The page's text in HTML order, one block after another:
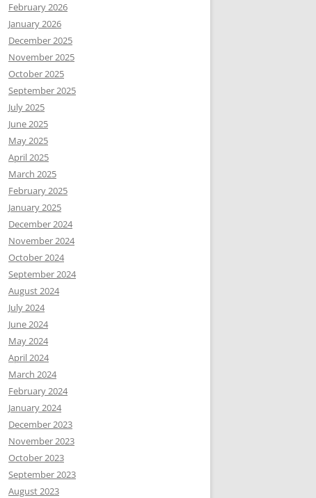
February 2026
January 2026
December 2025
November 2025
October 2025
September 2025
July 2025
June 2025
May 2025
April 2025
March 2025
February 2025
January 2025
December 2024
November 2024
October 2024
September 2024
August 2024
July 2024
June 2024
May 2024
April 2024
March 2024
February 2024
January 2024
December 2023
November 2023
October 2023
September 2023
August 2023